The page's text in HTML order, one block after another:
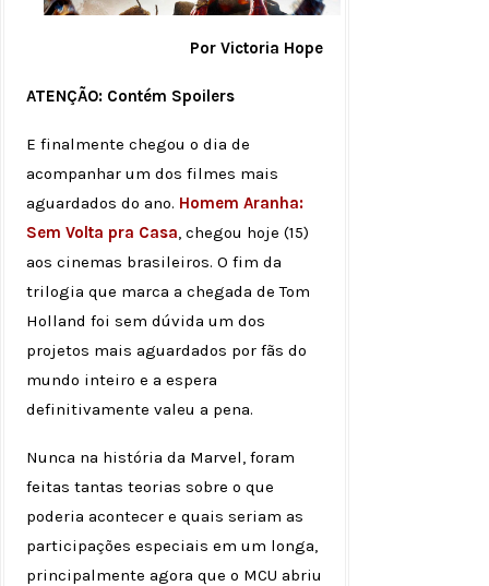
Por Victoria Hope
ATENÇÃO: Contém Spoilers
E finalmente chegou o dia de
acompanhar um dos filmes mais
aguardados do ano. Homem Aranha:
Sem Volta pra Casa, chegou hoje (15)
aos cinemas brasileiros. O fim da
trilogia que marca a chegada de Tom
Holland foi sem dúvida um dos
projetos mais aguardados por fãs do
mundo inteiro e a espera
definitivamente valeu a pena.
Nunca na história da Marvel, foram
feitas tantas teorias sobre o que
poderia acontecer e quais seriam as
participações especiais em um longa,
principalmente agora que o MCU abriu